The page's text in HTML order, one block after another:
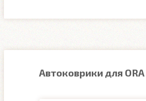
Автоковрики для